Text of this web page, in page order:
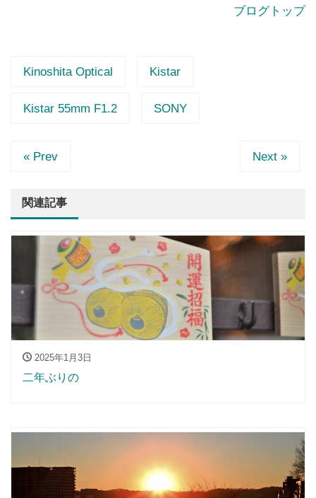
ブログトップ
Kinoshita Optical Kistar
Kistar 55mm F1.2 SONY
« Prev Next »
関連記事
2025年1月3日
二年ぶりの